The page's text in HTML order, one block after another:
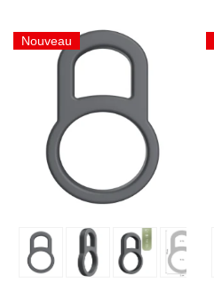
Nouveau